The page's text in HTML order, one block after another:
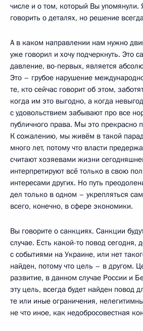
числе и о том, который Вы упомянули.
говорить о деталях, но решение
А в каком направлении нам нужно
уже говорил и хочу подчеркнуть. Это
давление, во-первых, является
Это – грубое нарушение
те, кто сейчас говорит об этом,
когда им это выгодно, а когда
с удовольствием забывают про все
публичного права. Мы это прекрасно
К сожалению, мы живём в такой
много лет, потому что власти
считают хозяевами жизни
интерпретируют всё только в свою
интересами других. Но путь
дел только в одном – укрепляться
всего, конечно, в сфере экономики.
Вы говорите о санкциях. Санкции
случае. Есть какой-то повод сегодня,
с событиями на Украине, или нет
найден, потому что цель – в другом.
развитие, в данном случае России и
эту цель, всегда будет найден повод
те или иные ограничения,
не что иное, как недобросовестная